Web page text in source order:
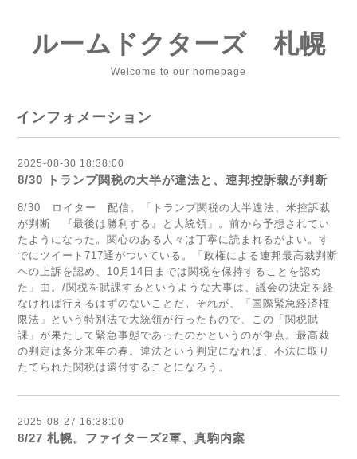
ルームドクターズ 札幌
Welcome to our homepage
インフォメーション
2025-08-30 18:38:00
8/30 トランプ関税の大半が違法と、連邦控訴裁が判断
8/30 ロイター 配信。「トランプ関税の大半違法、米控訴裁
が判断 『最後は勝利する』と大統領」。前から予想されてい
たようになった。関心のある人々は丁寧に読まれるがよい。す
でにツイート717通がついている。「政権による連邦最高裁判断
ヘの上訴を認め、10月14日までは関税を保持することを認め
た」由。/関税を賦課するというような大事は、議会の決定を経
なければ行えるはずのないことだ。それが、「国際緊急経済権
限法」という特別法で大統領が行ったもので、この「関税賦
課」が果たして緊急事態であったのかというのが争点。最高裁
の判定は多分来年の春。違法という判定になれば、不法に取り
たてられた関税は還付することになろう。
2025-08-27 16:38:00
8/27 札幌。ファイターズ2軍、真駒内案